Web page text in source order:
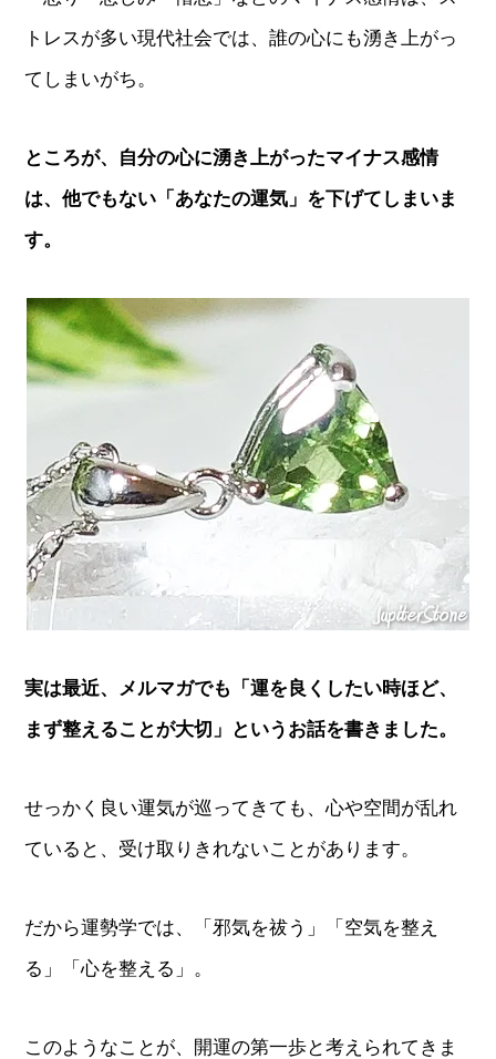
トレスが多い現代社会では、誰の心にも湧き上がっ
てしまいがち。
ところが、自分の心に湧き上がったマイナス感情
は、他でもない「あなたの運気」を下げてしまいま
す。
実は最近、メルマガでも「運を良くしたい時ほど、
まず整えることが大切」というお話を書きました。
せっかく良い運気が巡ってきても、心や空間が乱れ
ていると、受け取りきれないことがあります。
だから運勢学では、「邪気を祓う」「空気を整え
る」「心を整える」。
このようなことが、開運の第一歩と考えられてきま